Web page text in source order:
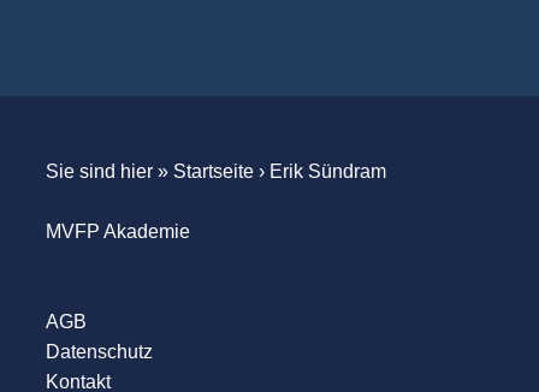
Sie sind hier » Startseite› Erik Sündram
MVFP Akademie
AGB
Datenschutz
Kontakt